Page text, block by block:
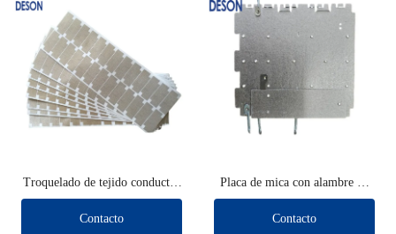
Troquelado de tejido conductor
de blindaje
Contacto
Placa de mica con alambre de
plomo
Contacto